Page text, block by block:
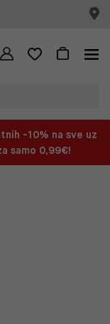
-10% na sve uz
samo 0,99€!